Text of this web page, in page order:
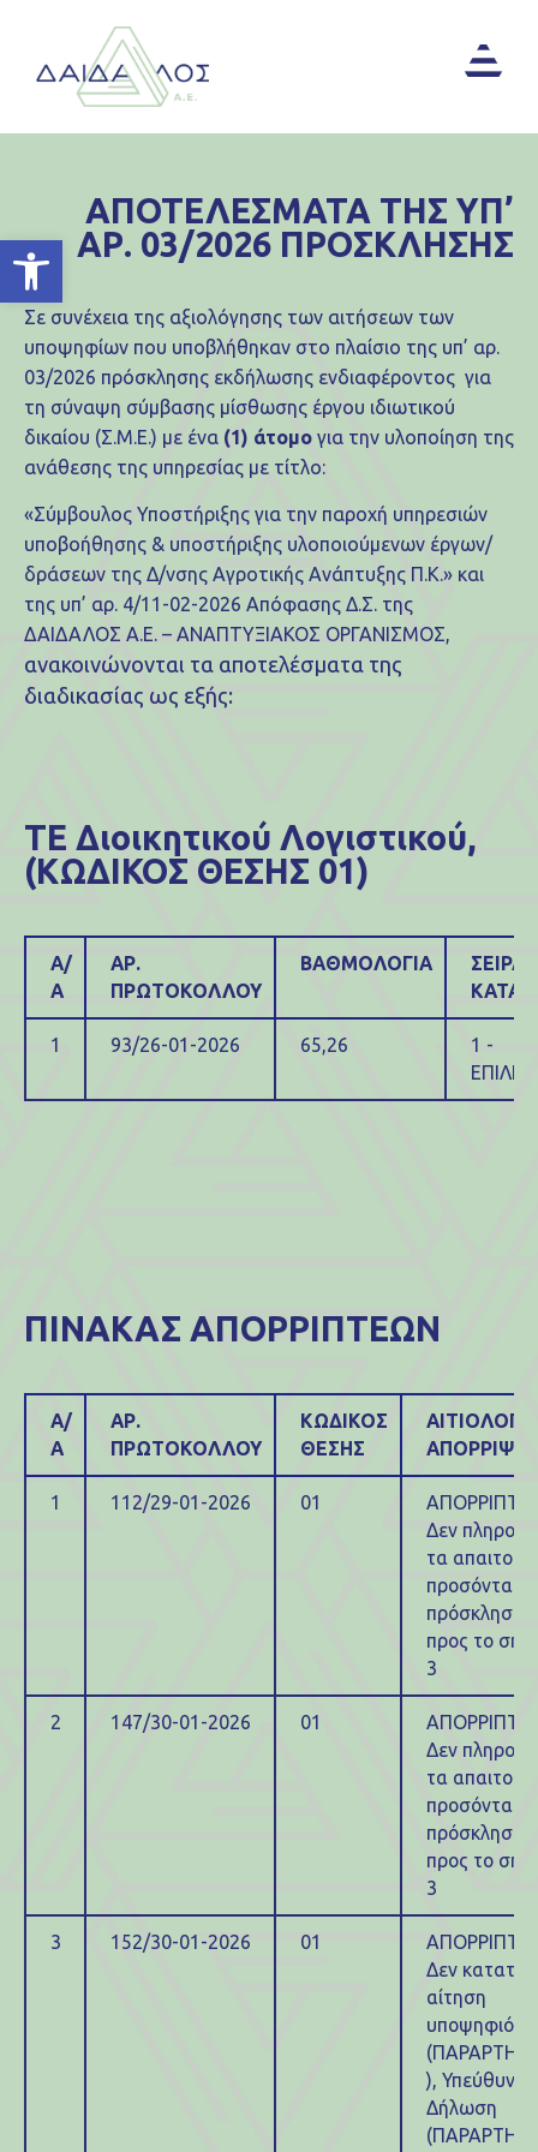
Ανοίξτε τη γραμμή εργαλείων
Σε συνέχεια της αξιολόγησης των αιτήσεων των
υποψηφίων που υποβλήθηκαν στο πλαίσιο της υπ’ αρ.
03/2026 πρόσκλησης εκδήλωσης ενδιαφέροντος για
τη σύναψη σύμβασης μίσθωσης έργου ιδιωτικού
δικαίου (Σ.Μ.Ε.) με ένα (1) άτομο για την υλοποίηση της
ανάθεσης της υπηρεσίας με τίτλο:
«Σύμβουλος Υποστήριξης για την παροχή υπηρεσιών
υποβοήθησης & υποστήριξης υλοποιούμενων έργων/
δράσεων της Δ/νσης Αγροτικής Ανάπτυξης Π.Κ.» και
της υπ’ αρ. 4/11-02-2026 Απόφασης Δ.Σ. της
ΔΑΙΔΑΛΟΣ Α.Ε. – ΑΝΑΠΤΥΞΙΑΚΟΣ ΟΡΓΑΝΙΣΜΟΣ,
ανακοινώνονται τα αποτελέσματα της
διαδικασίας ως εξής:
ΑΠΟΤΕΛΕΣΜΑΤΑ ΤΗΣ ΥΠ’
ΑΡ. 03/2026 ΠΡΟΣΚΛΗΣΗΣ
ΤΕ Διοικητικού Λογιστικού,
(ΚΩΔΙΚΟΣ ΘΕΣΗΣ 01)
Α/
Α
ΑΡ.
ΠΡΩΤΟΚΟΛΛΟΥ
ΒΑΘΜΟΛΟΓΙΑ
ΣΕΙΡΑ
1 93/26-01-2026 65,26
1 -
ΠΙΝΑΚΑΣ ΑΠΟΡΡΙΠΤΕΩΝ
Α/
Α
ΑΡ.
ΠΡΩΤΟΚΟΛΛΟΥ
ΚΩΔΙΚΟΣ
ΘΕΣΗΣ
ΑΙΤΙΟΛΟΓΙΑ
1 112/29-01-2026 01
Δεν
τα
προσόντα
προς το
3
2 147/30-01-2026 01
Δεν
τα
προσόντα
προς το
3
3 152/30-01-2026 01
Δεν
αίτηση
), Υπεύθυνη
Δήλωση